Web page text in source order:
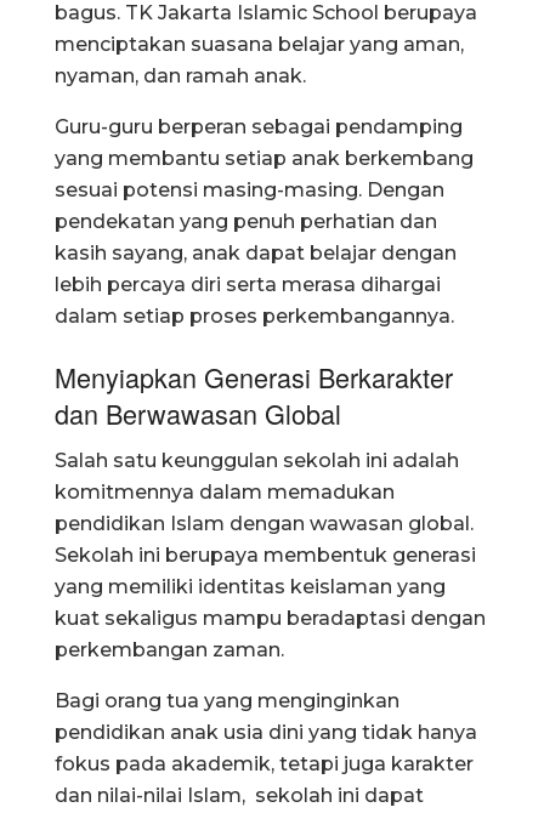
bagus. TK Jakarta Islamic School berupaya
menciptakan suasana belajar yang aman,
nyaman, dan ramah anak.
Guru-guru berperan sebagai pendamping
yang membantu setiap anak berkembang
sesuai potensi masing-masing. Dengan
pendekatan yang penuh perhatian dan
kasih sayang, anak dapat belajar dengan
lebih percaya diri serta merasa dihargai
dalam setiap proses perkembangannya.
Menyiapkan Generasi Berkarakter
dan Berwawasan Global
Salah satu keunggulan sekolah ini adalah
komitmennya dalam memadukan
pendidikan Islam dengan wawasan global.
Sekolah ini berupaya membentuk generasi
yang memiliki identitas keislaman yang
kuat sekaligus mampu beradaptasi dengan
perkembangan zaman.
Bagi orang tua yang menginginkan
pendidikan anak usia dini yang tidak hanya
fokus pada akademik, tetapi juga karakter
dan nilai-nilai Islam, sekolah ini dapat